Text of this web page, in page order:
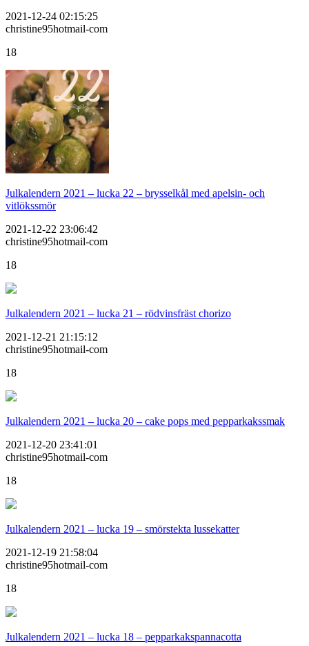
2021-12-24 02:15:25
christine95hotmail-com
18
Julkalendern 2021 – lucka 22 – brysselkål med apelsin- och
vitlökssmör
2021-12-22 23:06:42
christine95hotmail-com
18
Julkalendern 2021 – lucka 21 – rödvinsfräst chorizo
2021-12-21 21:15:12
christine95hotmail-com
18
Julkalendern 2021 – lucka 20 – cake pops med pepparkakssmak
2021-12-20 23:41:01
christine95hotmail-com
18
Julkalendern 2021 – lucka 19 – smörstekta lussekatter
2021-12-19 21:58:04
christine95hotmail-com
18
Julkalendern 2021 – lucka 18 – pepparkakspannacotta